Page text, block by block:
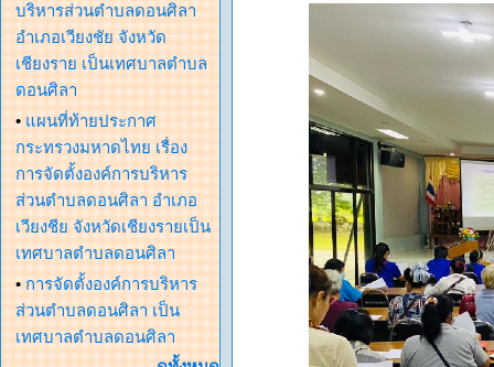
บริหารส่วนตำบลดอนศิลา
อำเภอเวียงชัย จังหวัด
เชียงราย เป็นเทศบาลตำบล
ดอนศิลา
• แผนที่ท้ายประกาศ
กระทรวงมหาดไทย เรื่อง
การจัดตั้งองค์การบริหาร
ส่วนตำบลดอนศิลา อำเภอ
เวียงชีย จังหวัดเชียงรายเป็น
เทศบาลตำบลดอนศิลา
• การจัดตั้งองค์การบริหาร
ส่วนตำบลดอนศิลา เป็น
เทศบาลตำบลดอนศิลา